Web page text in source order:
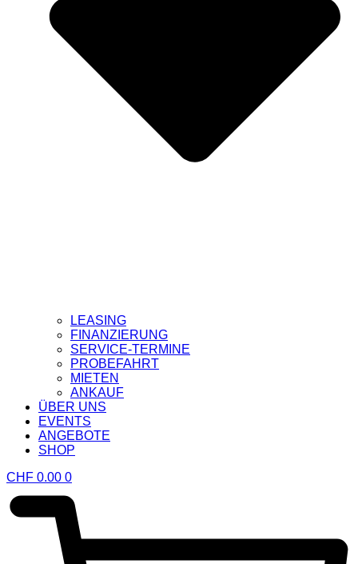
LEASING
FINANZIERUNG
SERVICE-TERMINE
PROBEFAHRT
MIETEN
ANKAUF
ÜBER UNS
EVENTS
ANGEBOTE
SHOP
CHF 0.00 0